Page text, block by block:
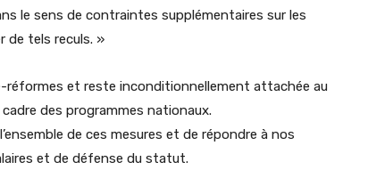
le sens de contraintes supplémentaires sur les
de tels reculs. »
réformes et reste inconditionnellement attachée au
des programmes nationaux.
de ces mesures et de répondre à nos
et de défense du statut.